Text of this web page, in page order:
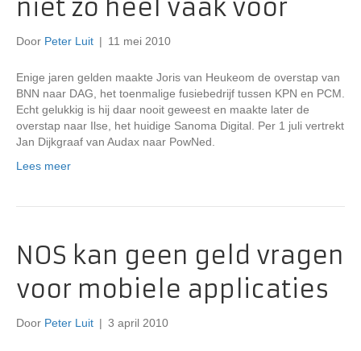
niet zo heel vaak voor
Door Peter Luit | 11 mei 2010
Enige jaren gelden maakte Joris van Heukeom de overstap van
BNN naar DAG, het toenmalige fusiebedrijf tussen KPN en PCM.
Echt gelukkig is hij daar nooit geweest en maakte later de
overstap naar Ilse, het huidige Sanoma Digital. Per 1 juli vertrekt
Jan Dijkgraaf van Audax naar PowNed.
Lees meer
NOS kan geen geld vragen
voor mobiele applicaties
Door Peter Luit | 3 april 2010